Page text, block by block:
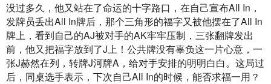
没过多久，他又站在了命运的十字路口，在自己宣布All In，
发牌员丢出All In牌后，那个三角形的福字又被他摆在了All In
牌上，看到自己的AJ被对手的AK牢牢压制，三张翻牌发出
前，他又把福字放到了J上！公共牌没有辜负这一片心意，一
张J赫然在列，转牌J河牌A，给对手安排的明明白白。这局过
后，同桌选手表示，下次自己All In的时候，能否求福一用？